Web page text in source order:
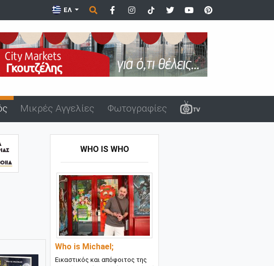
θάνατο του... ΕΛ
Μικρές Αγγελίες Φωτογραφίες
WHO IS WHO
Who is Michael;
Εικαστικός και απόφοιτος της